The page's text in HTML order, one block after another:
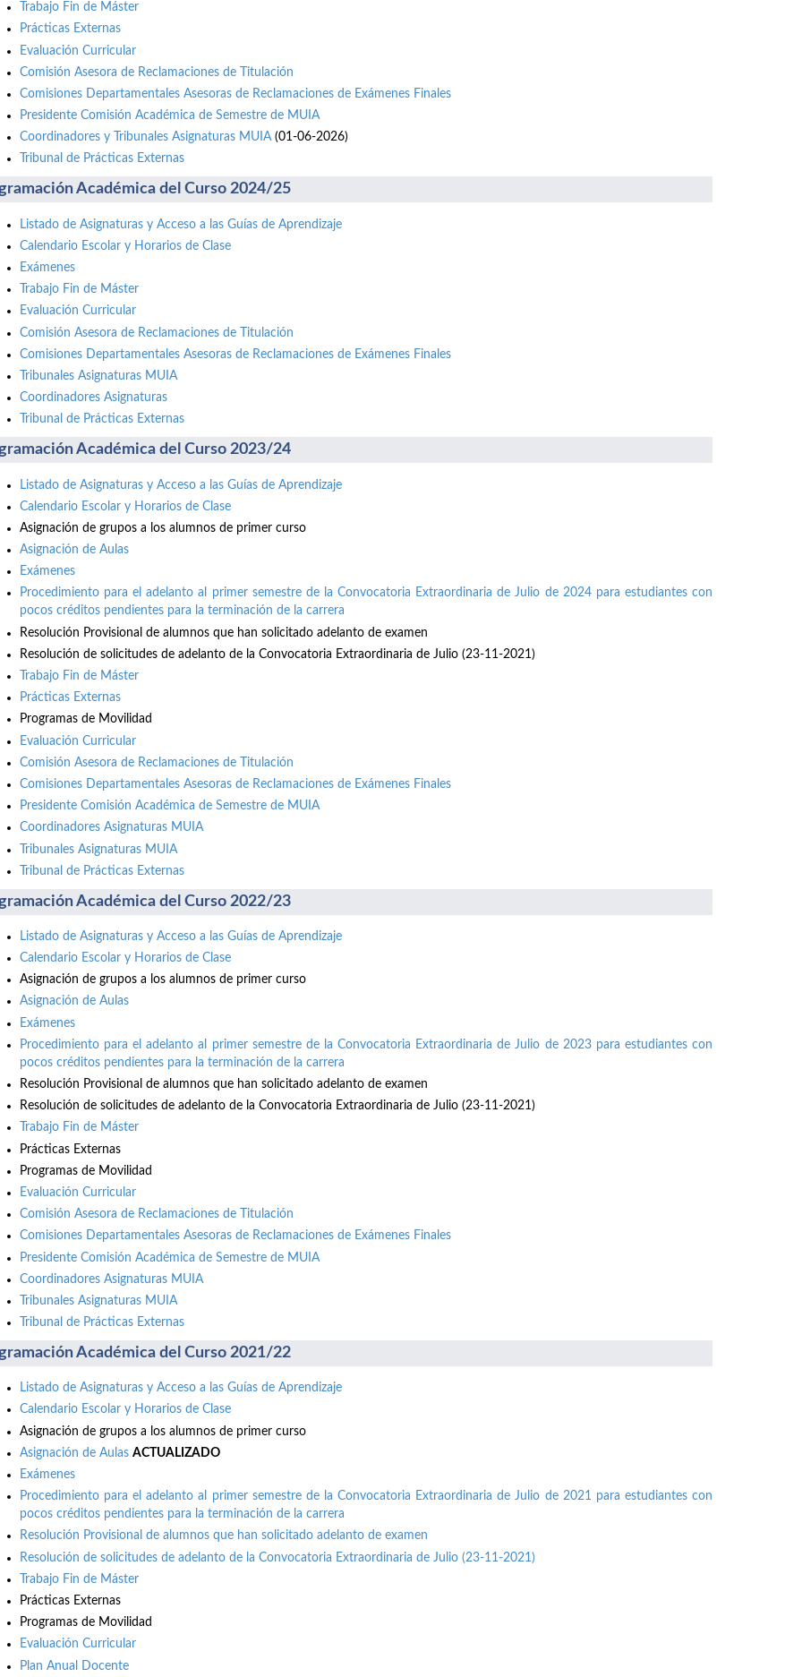
Trabajo Fin de Máster
Prácticas Externas
Evaluación Curricular
Comisión Asesora de Reclamaciones de Titulación
Comisiones Departamentales Asesoras de Reclamaciones de Exámenes Finales
Presidente Comisión Académica de Semestre de MUIA
Coordinadores y Tribunales Asignaturas MUIA(01-06-2026)
Tribunal de Prácticas Externas
Académica del Curso 2024/25
Listado de Asignaturas y Acceso a las Guías de Aprendizaje
Calendario Escolar y Horarios de Clase
Exámenes
Trabajo Fin de Máster
Evaluación Curricular
Comisión Asesora de Reclamaciones de Titulación
Comisiones Departamentales Asesoras de Reclamaciones de Exámenes Finales
Tribunales Asignaturas MUIA
Coordinadores Asignaturas
Tribunal de Prácticas Externas
Académica del Curso 2023/24
Listado de Asignaturas y Acceso a las Guías de Aprendizaje
Calendario Escolar y Horarios de Clase
Asignación de grupos a los alumnos de primer curso
Asignación de Aulas
Exámenes
Procedimiento para el adelanto al primer semestre de la Convocatoria Extraordinaria de Julio de 2024 para estudiantes con
pocos créditos pendientes para la terminación de la carrera
Resolución Provisional de alumnos que han solicitado adelanto de examen
Resolución de solicitudes de adelanto de la Convocatoria Extraordinaria de Julio (23-11-2021)
Trabajo Fin de Máster
Prácticas Externas
Programas de Movilidad
Evaluación Curricular
Comisión Asesora de Reclamaciones de Titulación
Comisiones Departamentales Asesoras de Reclamaciones de Exámenes Finales
Presidente Comisión Académica de Semestre de MUIA
Coordinadores Asignaturas MUIA
Tribunales Asignaturas MUIA
Tribunal de Prácticas Externas
Académica del Curso 2022/23
Listado de Asignaturas y Acceso a las Guías de Aprendizaje
Calendario Escolar y Horarios de Clase
Asignación de grupos a los alumnos de primer curso
Asignación de Aulas
Exámenes
Procedimiento para el adelanto al primer semestre de la Convocatoria Extraordinaria de Julio de 2023 para estudiantes con
pocos créditos pendientes para la terminación de la carrera
Resolución Provisional de alumnos que han solicitado adelanto de examen
Resolución de solicitudes de adelanto de la Convocatoria Extraordinaria de Julio (23-11-2021)
Trabajo Fin de Máster
Prácticas Externas
Programas de Movilidad
Evaluación Curricular
Comisión Asesora de Reclamaciones de Titulación
Comisiones Departamentales Asesoras de Reclamaciones de Exámenes Finales
Presidente Comisión Académica de Semestre de MUIA
Coordinadores Asignaturas MUIA
Tribunales Asignaturas MUIA
Tribunal de Prácticas Externas
Académica del Curso 2021/22
Listado de Asignaturas y Acceso a las Guías de Aprendizaje
Calendario Escolar y Horarios de Clase
Asignación de grupos a los alumnos de primer curso
Asignación de Aulas ACTUALIZADO
Exámenes
Procedimiento para el adelanto al primer semestre de la Convocatoria Extraordinaria de Julio de 2021 para estudiantes con
pocos créditos pendientes para la terminación de la carrera
Resolución Provisional de alumnos que han solicitado adelanto de examen
Resolución de solicitudes de adelanto de la Convocatoria Extraordinaria de Julio (23-11-2021)
Trabajo Fin de Máster
Prácticas Externas
Programas de Movilidad
Evaluación Curricular
Plan Anual Docente